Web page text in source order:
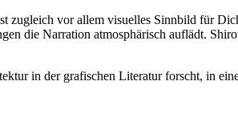
vor allem visuelles Sinnbild für
die Narration atmosphärisch auflädt.
in der grafischen Literatur forscht, in